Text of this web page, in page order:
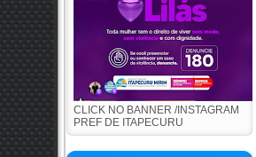
CLICK NO BANNER /INSTAGRAM
PREF DE ITAPECURU